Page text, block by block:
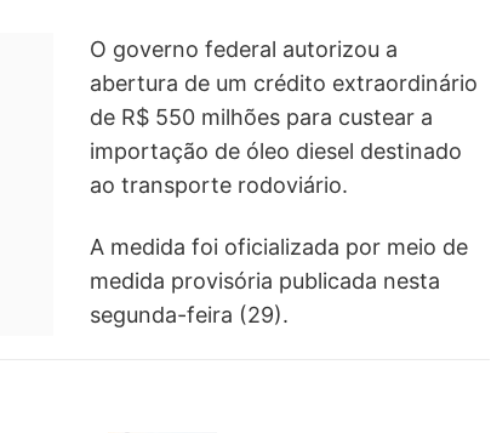
O governo federal autorizou a
abertura de um crédito extraordinário
de R$ 550 milhões para custear a
importação de óleo diesel destinado
ao transporte rodoviário.
A medida foi oficializada por meio de
medida provisória publicada nesta
segunda-feira (29).